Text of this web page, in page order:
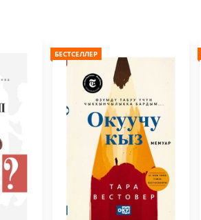
БЕСТСЕЛЛЕР